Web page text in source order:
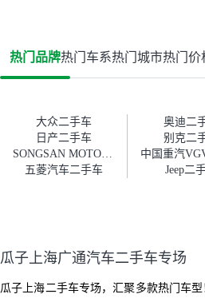
果跟你们的报告是符合的，所以
这次车况没问题。购车流程挺快
车。去之前我提前跟交接人员说
好，到了之后要当着我的面再做
一次复检，你们也安排了师傅，
服务可以，速度很快。体验下来
自营车的感觉是要比个人车好一
我协商，主动权在平台手里。”
热门品牌热门车系热门城市热门价
大众二手车 奥迪二
日产二手车
别克二
SONGSAN MOTORS二手车
中国重汽
五菱汽车二手车
Jeep二
瓜子上海广通汽车二手车专场
瓜子上海二手车专场，汇聚多款热门车